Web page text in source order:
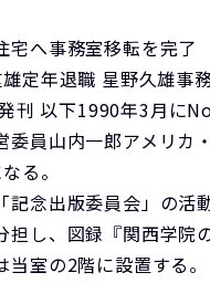
宅へ事務室移転を完了
定年退職 星野久雄事
刊 以下1990年3月に
委員山内一郎アメリカ
る。
記念出版委員会」の活
担し、図録『関西学院
室の2階に設置する。